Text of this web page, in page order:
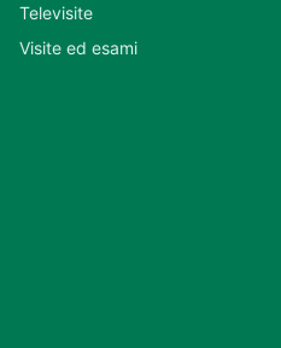
Televisite
Visite ed esami